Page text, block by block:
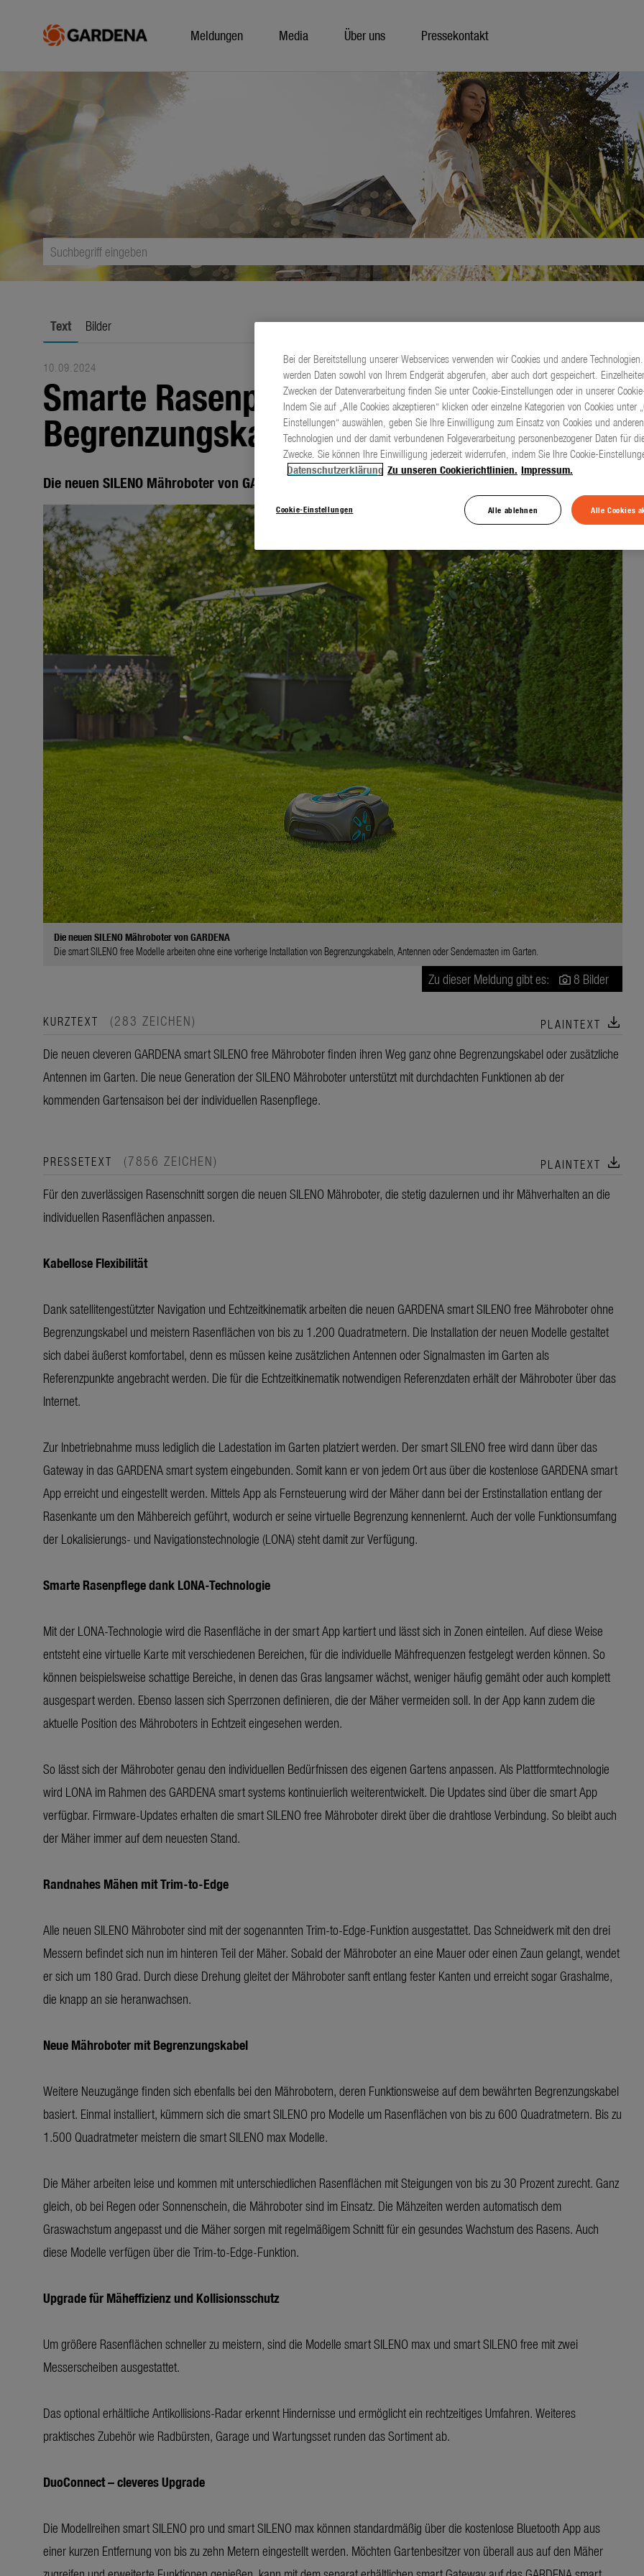
Meldungen Media Über uns Pressekontakt
Text Bilder
10.09.2024
Smarte Rasenpflege ohne
Begrenzungskabel
Die neuen SILENO Mähroboter von GARDENA
Die neuen SILENO Mähroboter von GARDENA
Die smart SILENO free Modelle arbeiten ohne eine vorherige Installation von Begrenzungskabeln, Antennen oder Sendemasten im Garten.
Zu dieser Meldung gibt es: 8 Bilder
KURZTEXT (283 ZEICHEN) PLAINTEXT download
Die neuen cleveren GARDENA smart SILENO free Mähroboter finden ihren Weg ganz ohne Begrenzungskabel oder zusätzliche
Antennen im Garten. Die neue Generation der SILENO Mähroboter unterstützt mit durchdachten Funktionen ab der
kommenden Gartensaison bei der individuellen Rasenpflege.
PRESSETEXT (7856 ZEICHEN) PLAINTEXT download
Für den zuverlässigen Rasenschnitt sorgen die neuen SILENO Mähroboter, die stetig dazulernen und ihr Mähverhalten an die
individuellen Rasenflächen anpassen.
Kabellose Flexibilität
Dank satellitengestützter Navigation und Echtzeitkinematik arbeiten die neuen GARDENA smart SILENO free Mähroboter ohne
Begrenzungskabel und meistern Rasenflächen von bis zu 1.200 Quadratmetern. Die Installation der neuen Modelle gestaltet
sich dabei äußerst komfortabel, denn es müssen keine zusätzlichen Antennen oder Signalmasten im Garten als
Referenzpunkte angebracht werden. Die für die Echtzeitkinematik notwendigen Referenzdaten erhält der Mähroboter über das
Internet.
Zur Inbetriebnahme muss lediglich die Ladestation im Garten platziert werden. Der smart SILENO free wird dann über das
Gateway in das GARDENA smart system eingebunden. Somit kann er von jedem Ort aus über die kostenlose GARDENA smart
App erreicht und eingestellt werden. Mittels App als Fernsteuerung wird der Mäher dann bei der Erstinstallation entlang der
Rasenkante um den Mähbereich geführt, wodurch er seine virtuelle Begrenzung kennenlernt. Auch der volle Funktionsumfang
der Lokalisierungs- und Navigationstechnologie (LONA) steht damit zur Verfügung.
Smarte Rasenpflege dank LONA-Technologie
Mit der LONA-Technologie wird die Rasenfläche in der smart App kartiert und lässt sich in Zonen einteilen. Auf diese Weise
entsteht eine virtuelle Karte mit verschiedenen Bereichen, für die individuelle Mähfrequenzen festgelegt werden können. So
können beispielsweise schattige Bereiche, in denen das Gras langsamer wächst, weniger häufig gemäht oder auch komplett
ausgespart werden. Ebenso lassen sich Sperrzonen definieren, die der Mäher vermeiden soll. In der App kann zudem die
aktuelle Position des Mähroboters in Echtzeit eingesehen werden.
So lässt sich der Mähroboter genau den individuellen Bedürfnissen des eigenen Gartens anpassen. Als Plattformtechnologie
wird LONA im Rahmen des GARDENA smart systems kontinuierlich weiterentwickelt. Die Updates sind über die smart App
verfügbar. Firmware-Updates erhalten die smart SILENO free Mähroboter direkt über die drahtlose Verbindung. So bleibt auch
der Mäher immer auf dem neuesten Stand.
Randnahes Mähen mit Trim-to-Edge
Alle neuen SILENO Mähroboter sind mit der sogenannten Trim-to-Edge-Funktion ausgestattet. Das Schneidwerk mit den drei
Messern befindet sich nun im hinteren Teil der Mäher. Sobald der Mähroboter an eine Mauer oder einen Zaun gelangt, wendet
er sich um 180 Grad. Durch diese Drehung gleitet der Mähroboter sanft entlang fester Kanten und erreicht sogar Grashalme,
die knapp an sie heranwachsen.
Neue Mähroboter mit Begrenzungskabel
Weitere Neuzugänge finden sich ebenfalls bei den Mährobotern, deren Funktionsweise auf dem bewährten Begrenzungskabel
basiert. Einmal installiert, kümmern sich die smart SILENO pro Modelle um Rasenflächen von bis zu 600 Quadratmetern. Bis zu
1.500 Quadratmeter meistern die smart SILENO max Modelle.
Die Mäher arbeiten leise und kommen mit unterschiedlichen Rasenflächen mit Steigungen von bis zu 30 Prozent zurecht. Ganz
gleich, ob bei Regen oder Sonnenschein, die Mähroboter sind im Einsatz. Die Mähzeiten werden automatisch dem
Graswachstum angepasst und die Mäher sorgen mit regelmäßigem Schnitt für ein gesundes Wachstum des Rasens. Auch
diese Modelle verfügen über die Trim-to-Edge-Funktion.
Upgrade für Mäheffizienz und Kollisionsschutz
Um größere Rasenflächen schneller zu meistern, sind die Modelle smart SILENO max und smart SILENO free mit zwei
Messerscheiben ausgestattet.
Das optional erhältliche Antikollisions-Radar erkennt Hindernisse und ermöglicht ein rechtzeitiges Umfahren. Weiteres
praktisches Zubehör wie Radbürsten, Garage und Wartungsset runden das Sortiment ab.
DuoConnect – cleveres Upgrade
Die Modellreihen smart SILENO pro und smart SILENO max können standardmäßig über die kostenlose Bluetooth App aus
einer kurzen Entfernung von bis zu zehn Metern eingestellt werden. Möchten Gartenbesitzer von überall aus auf den Mäher
Bei der Bereitstellung unserer Webservices verwenden wir Cookies und andere
werden Daten sowohl von Ihrem Endgerät abgerufen, aber auch dort gespeichert.
Zwecken der Datenverarbeitung finden Sie unter Cookie-Einstellungen oder in unserer
Indem Sie auf „Alle Cookies akzeptieren“ klicken oder einzelne Kategorien von Cookies unter
Einstellungen“ auswählen, geben Sie Ihre Einwilligung zum Einsatz von Cookies und anderen
Technologien und der damit verbundenen Folgeverarbeitung personenbezogener Daten für
Zwecke. Sie können Ihre Einwilligung jederzeit widerrufen, indem Sie Ihre Cookie-
Datenschutzerklärung Zu unseren Cookierichtlinien. Impressum.
Cookie-Einstellungen Alle ablehnen Alle Cookies